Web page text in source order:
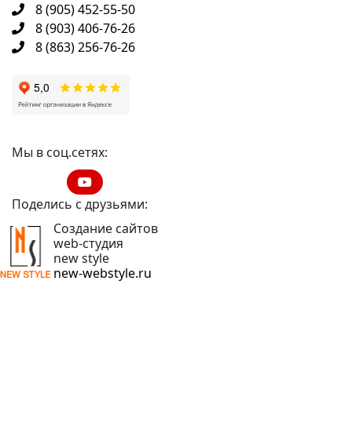
8 (905) 452-55-50
8 (903) 406-76-26
8 (863) 256-76-26
Мы в соц.сетях:
Поделись с друзьями:
Создание сайтов
web-студия
new style
new-webstyle.ru